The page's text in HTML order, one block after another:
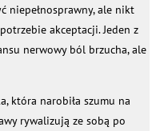
niepełnosprawny, ale nikt
akceptacji. Jeden z
nerwowy ból brzucha, ale
która narobiła szumu na
rywalizują ze sobą po